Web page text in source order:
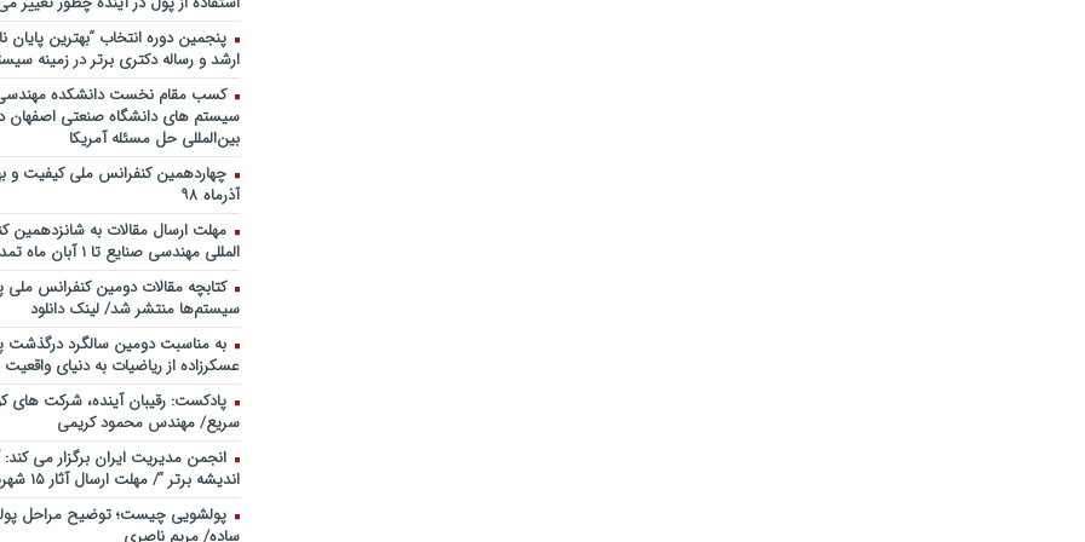
روی ماه و مریخ
پادکست/ سخنان دکتر سعید
مدیریت دارایی های فیزیکی
چطور در سازمان ها آینده پژوهی
شروع کنیم؟ برنامه چه باید باشد؟! /
صوتی دکتر تقوی
فایل صوتی گفت و گوی رامبد
مصطفی تقوی در خصوص آینده
خندوانه
سخنرانی دکتر دیواندری در
بانکداری / کنفرانس ملی توسعه
بانکی
سخنرانی دکتر علیرضا فیض بخش
پژوهی نظام بانکداری / ۹ بهمن ماه ۹۲
پنجمین دورۀ انتخاب “بهترین پایان
ارشد و رساله دکتری برتر در زمینه
کسب مقام نخست دانشکده
سیستم های دانشگاه صنعتی اصفهان
بین‌المللی حل مسئله آمریکا
آذرماه ۹۸
مهلت ارسال مقالات به شانزدهمین
المللی مهندسی صنایع تا ۱ آبان ماه تمدید شد.
کتابچه مقالات دومین کنفرانس ملی
سیستم‌ها منتشر شد/ لینک دانلود
به مناسبت دومین سالگرد درگذشت
عسکرزاده از ریاضیات به دنیای
پادکست: رقیبان آینده، شرکت های
سریع/ مهندس محمود کریمی
انجمن مدیریت ایران برگزار می
اندیشه برتر “/ مهلت ارسال آثار ۱۵ شهریور ۹۸
پولشویی چیست؛ توضیح مراحل
ساده/ مریم ناصری